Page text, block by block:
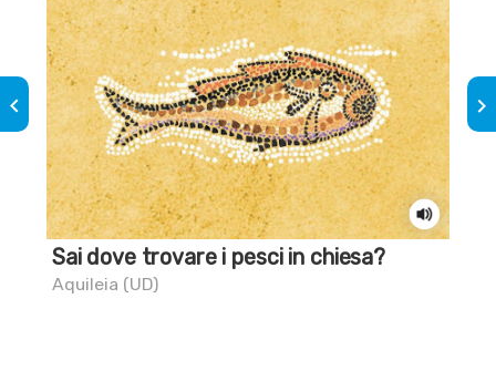
Sai dove trovare i pesci in chiesa?
Aquileia (UD)
keyboard_arrow_left keyboard_arrow_right